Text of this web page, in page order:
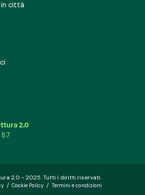
in città
2.0
2.0 - 2025. Tutti i diritti riservati.
/ Cookie Policy / Termini e condizioni